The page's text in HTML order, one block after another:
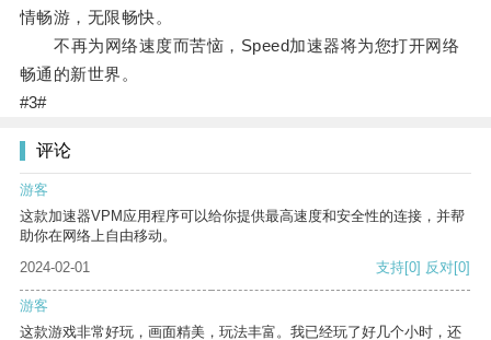
情畅游，无限畅快。
不再为网络速度而苦恼，Speed加速器将为您打开网络
畅通的新世界。
#3#
评论
游客
这款加速器VPM应用程序可以给你提供最高速度和安全性的连接，并帮
助你在网络上自由移动。
2024-02-01
支持[0] 反对[0]
游客
这款游戏非常好玩，画面精美，玩法丰富。我已经玩了好几个小时，还